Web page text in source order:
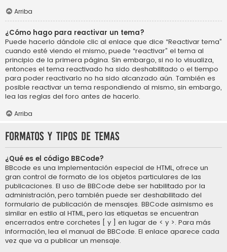
Arriba
¿Cómo hago para reactivar un tema?
Puede hacerlo dándole clic al enlace que dice “Reactivar tema”
cuando esté viendo el mismo, puede “reactivar” el tema al
principio de la primera página. Sin embargo, si no lo visualiza,
entonces el tema reactivado ha sido deshabilitado o el tiempo
para poder reactivarlo no ha sido alcanzado aún. También es
posible reactivar un tema respondiendo al mismo, sin embargo,
lea las reglas del foro antes de hacerlo.
Arriba
Formatos y tipos de temas
¿Qué es el código BBCode?
BBcode es una implementación especial de HTML, ofrece un
gran control de formato de los objetos particulares de las
publicaciones. El uso de BBCode debe ser habilitado por la
administración, pero también puede ser deshabilitado del
formulario de publicación de mensajes. BBCode asimismo es
similar en estilo al HTML, pero las etiquetas se encuentran
encerrados entre corchetes [ y ] en lugar de < y >. Para más
información, lea el manual de BBCode. El enlace aparece cada
vez que va a publicar un mensaje.